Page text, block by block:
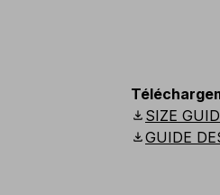
download SIZE
downloadGUIDE